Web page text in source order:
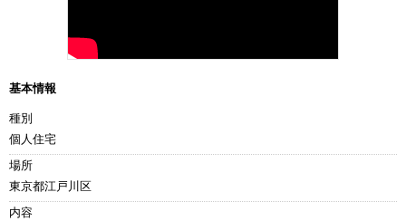
基本情報
種別
個人住宅
場所
東京都江戸川区
内容